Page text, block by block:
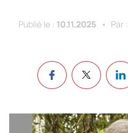
Publié le : 10.11.2025 Par :